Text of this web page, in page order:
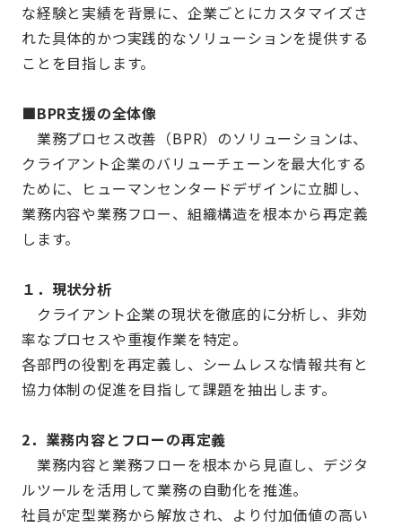
な経験と実績を背景に、企業ごとにカスタマイズさ
れた具体的かつ実践的なソリューションを提供する
ことを目指します。
■BPR支援の全体像
業務プロセス改善（BPR）のソリューションは、
クライアント企業のバリューチェーンを最大化する
ために、ヒューマンセンタードデザインに立脚し、
業務内容や業務フロー、組織構造を根本から再定義
します。
１．現状分析
クライアント企業の現状を徹底的に分析し、非効
率なプロセスや重複作業を特定。
各部門の役割を再定義し、シームレスな情報共有と
協力体制の促進を目指して課題を抽出します。
2．業務内容とフローの再定義
業務内容と業務フローを根本から見直し、デジタ
ルツールを活用して業務の自動化を推進。
社員が定型業務から解放され、より付加価値の高い